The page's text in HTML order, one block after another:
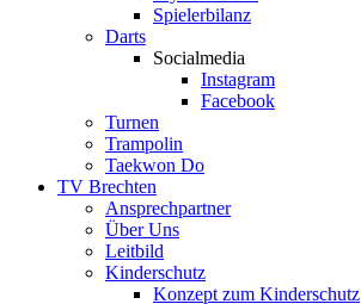
Spielerbilanz
Darts
Socialmedia
Instagram
Facebook
Turnen
Trampolin
Taekwon Do
TV Brechten
Ansprechpartner
Über Uns
Leitbild
Kinderschutz
Konzept zum Kinderschutz